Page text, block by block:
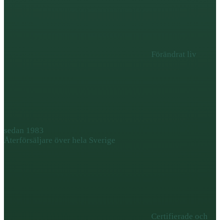
Förändrat liv
sedan 1983
Återförsäljare över hela Sverige
Certifierade och